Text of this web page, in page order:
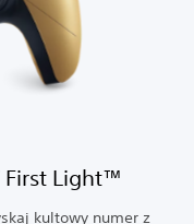
First Light™
kultowy numer z